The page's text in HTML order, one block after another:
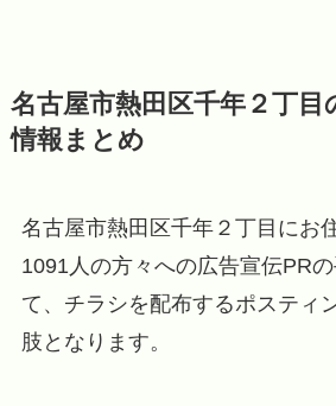
名古屋市熱田区千年２丁
情報まとめ
名古屋市熱田区千年２丁目にお
1091人の方々への広告宣伝PR
て、チラシを配布するポスティ
肢となります。